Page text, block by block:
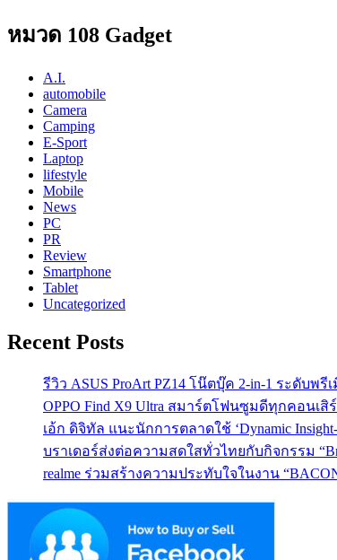
หมวด 108 Gadget
A.I.
automobile
Camera
Camping
E-Sport
Laptop
lifestyle
Mobile
News
PC
PR
Review
Smartphone
Tablet
Uncategorized
Recent Posts
รีวิว ASUS ProArt PZ14 โน๊ตบุ๊ค 2-in-1 ระดับพ
OPPO Find X9 Ultra สมาร์ตโฟนซูมดีทุกคอนเ
เอ้ก ดิจิทัล แนะนักการตลาดใช้ ‘Dynamic
บราเดอร์ส่งต่อความสดใสทั่วไทยกับกิจกรรม
realme ร่วมสร้างความประทับใจในงาน